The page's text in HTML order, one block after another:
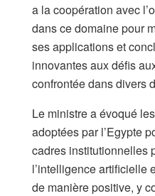
a la coopération avec
dans ce domaine pour
ses applications et
innovantes aux défis
confrontée dans divers
Le ministre a évoqué
adoptées par l’Egypte
cadres institutionnelles
l’intelligence artificielle
de manière positive, y